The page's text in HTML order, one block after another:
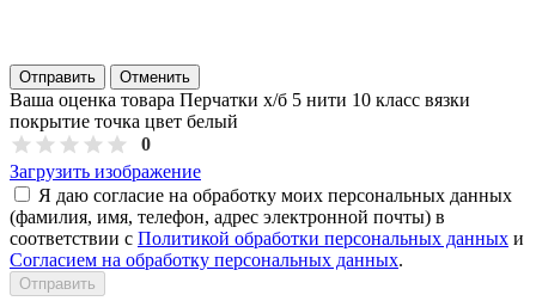
Отправить Отменить
Ваша оценка товара Перчатки х/б 5 нити 10 класс вязки
покрытие точка цвет белый
0
Загрузить изображение
Я даю согласие на обработку моих персональных данных
(фамилия, имя, телефон, адрес электронной почты) в
соответствии с Политикой обработки персональных данных и
Согласием на обработку персональных данных.